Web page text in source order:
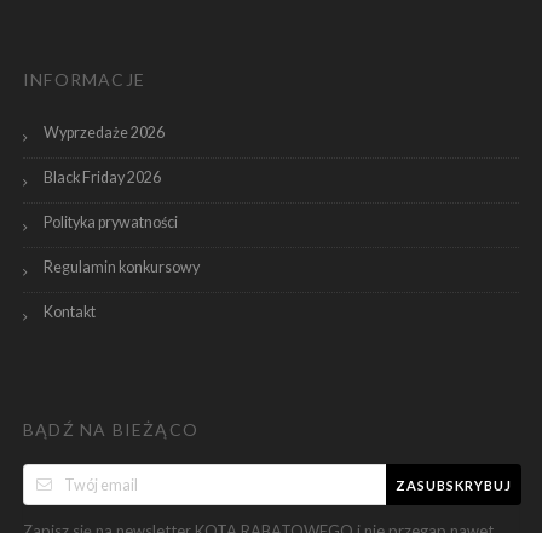
INFORMACJE
Wyprzedaże 2026
Black Friday 2026
Polityka prywatności
Regulamin konkursowy
Kontakt
BĄDŹ NA BIEŻĄCO
ZASUBSKRYBUJ